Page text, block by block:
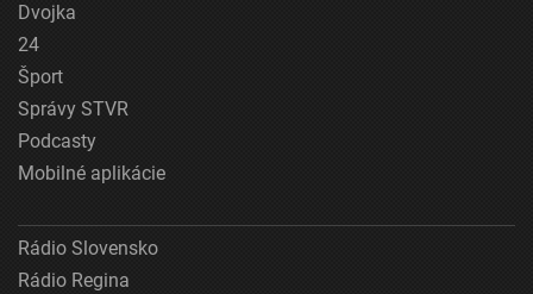
Dvojka
24
Šport
Správy STVR
Podcasty
Mobilné aplikácie
Rádio Slovensko
Rádio Regina